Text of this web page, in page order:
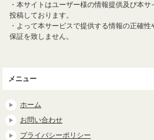
・本サイトはユーザー様の情報提供及び本
投稿しております。
・よって本サービスで提供する情報の正確
保証を致しません。
メニュー
ホーム
お問い合わせ
プライバシーポリシー